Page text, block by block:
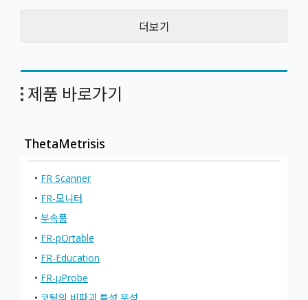
더보기
제품 바로가기
ThetaMetrisis
• FR Scanner
• FR-모니터
• 부속품
• FR-pOrtable
• FR-Education
• FR-μProbe